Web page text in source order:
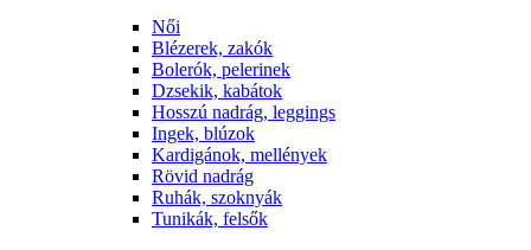
Női
Blézerek, zakók
Bolerók, pelerinek
Dzsekik, kabátok
Hosszú nadrág, leggings
Ingek, blúzok
Kardigánok, mellények
Rövid nadrág
Ruhák, szoknyák
Tunikák, felsők